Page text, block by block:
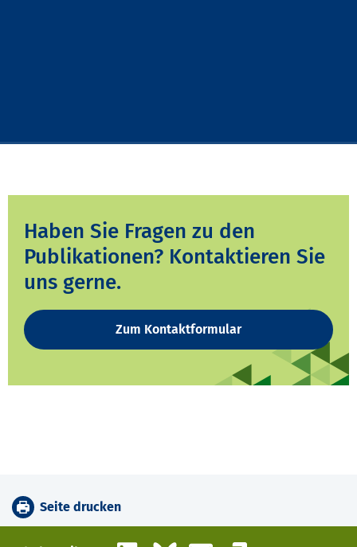
Haben Sie Fragen zu den
Publikationen? Kontaktieren Sie
uns gerne.
Zum Kontaktformular
Seite drucken